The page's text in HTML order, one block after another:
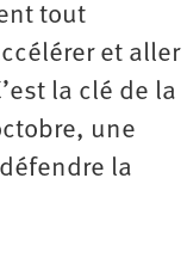
tout
et aller
la clé de la
une
la